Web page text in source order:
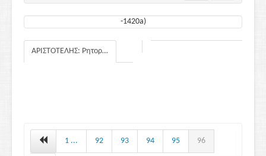
-1420a)
ΑΡΙΣΤΟΤΕΛΗΣ: Ρητορική
1 ... 92 93 94 95 96